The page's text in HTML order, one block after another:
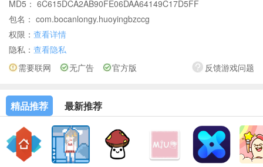
MD5： 6C615DCA2AB90FE06DAA64149C17D5FF
包名： com.bocanlongy.huoyingbzccg
权限： 查看详情
隐私： 查看隐私
反馈游戏问题
需要联网 无广告 官方版
精品推荐 最新推荐